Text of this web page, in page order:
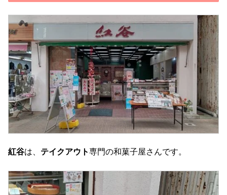
紅谷は、 テイクアウト専門の和菓子屋さんです。